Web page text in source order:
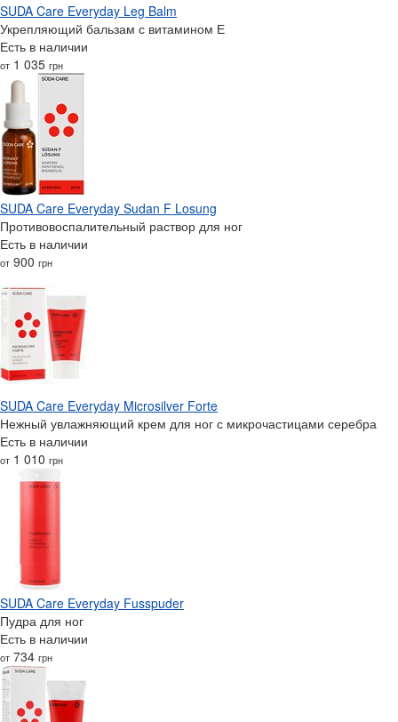
SUDA Care Everyday Leg Balm
Укрепляющий бальзам с витамином Е
Есть в наличии
от 1 035 грн
SUDA Care Everyday Sudan F Losung
Противовоспалительный раствор для ног
Есть в наличии
от 900 грн
SUDA Care Everyday Microsilver Forte
Нежный увлажняющий крем для ног с микрочастицами серебра
Есть в наличии
от 1 010 грн
SUDA Care Everyday Fusspuder
Пудра для ног
Есть в наличии
от 734 грн